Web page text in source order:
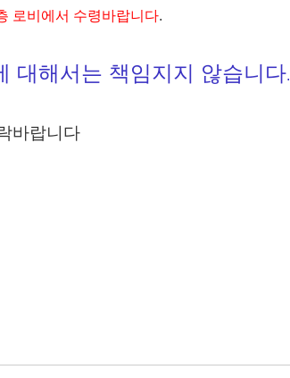
로비에서 수령바랍니다.
대해서는 책임지지 않습니다.
바랍니다